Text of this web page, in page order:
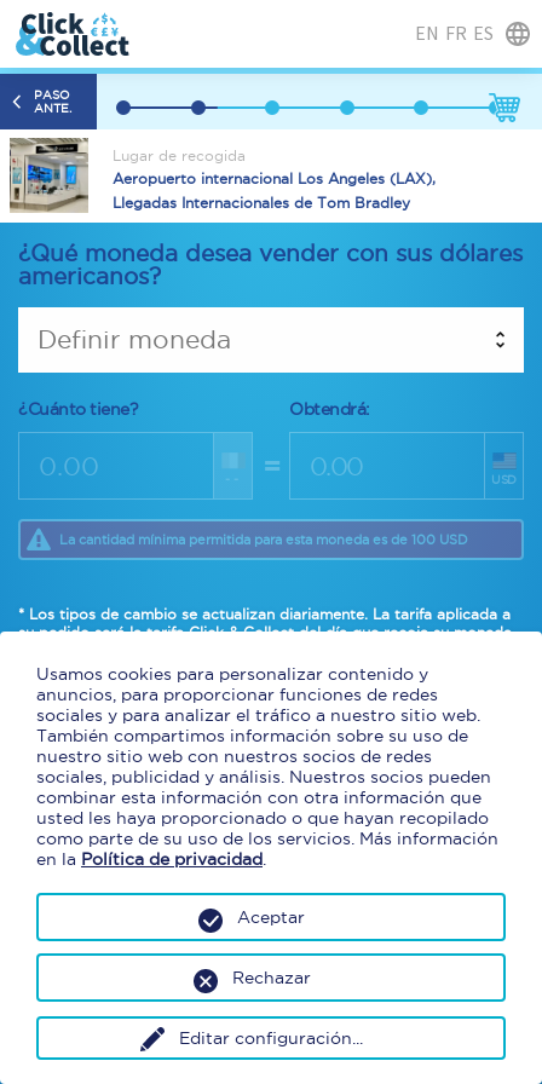
EN FR ES
PASO
ANTE.
Lugar de recogida
Aeropuerto internacional Los Angeles (LAX),
Llegadas Internacionales de Tom Bradley
¿Qué moneda desea vender con sus dólares
americanos?
Definir moneda
¿Cuánto tiene? Obtendrá:
-- = USD
La cantidad mínima permitida para esta moneda es de 100 USD
* Los tipos de cambio se actualizan diariamente. La tarifa aplicada a
su pedido serála tarifa Click & Collect del día que recoja su moneda.
solamente.
Usamos cookies para personalizar contenido y
anuncios, para proporcionar funciones de redes
sociales y para analizar el tráfico a nuestro sitio web.
También compartimos información sobre su uso de
nuestro sitio web con nuestros socios de redes
sociales, publicidad y análisis. Nuestros socios pueden
combinar esta información con otra información que
usted les haya proporcionado o que hayan recopilado
como parte de su uso de los servicios. Más información
en la Política de privacidad
Editar configuración
Rechazar
Aceptar